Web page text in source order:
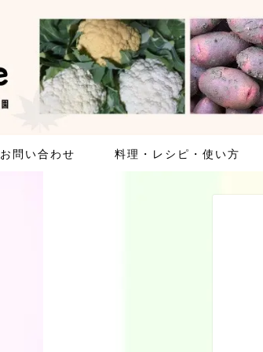
お問い合わせ 料理・レシピ・使い方